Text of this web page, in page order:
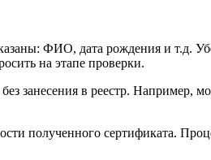
ФИО, дата рождения и т.д.
на этапе проверки.
занесения в реестр. Например,
полученного сертификата.